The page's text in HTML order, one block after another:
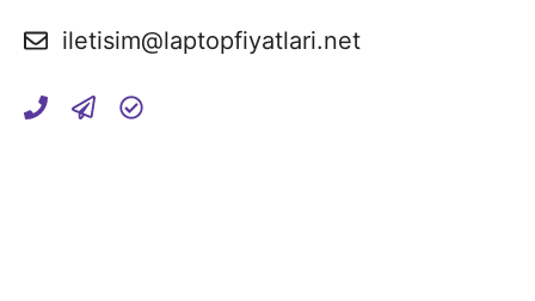
iletisim@laptopfiyatlari.net